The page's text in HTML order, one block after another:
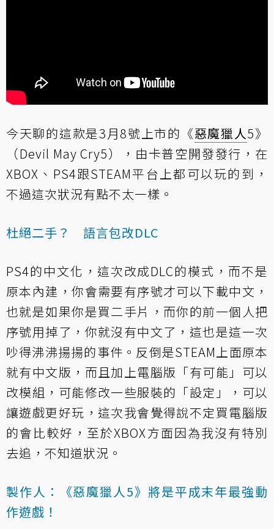
今天聊的這款是3月8號上市的《惡魔獵人5》
（Devil May Cry5），由卡普空開發發行，在
XBOX、PS4跟STEAM平台上都可以玩的到，
不過這次狀況有點不太一樣。
杜絕二手？ 語言包改DLC
PS4的中文化，這次改成DLC的模式，而不是
原本內建，你會需要有序號才可以下載中文，
也就是如果你是買二手片，而你的前一個人把
序號用掉了，你就沒有中文了，這也是這一次
吵得沸沸揚揚的事件。反倒是STEAM上面原本
就有中文版，而且加上電腦版「有可能」可以
改模組，可能修改一些服裝的「設定」，可以
讓遊戲更好玩，這次我會覺得說不定買電腦版
的會比較好，至於XBOX方面因為我沒有特別
去追，不知道狀況。
製作人：《惡魔獵人5》將是平成末年最強動
作遊戲！